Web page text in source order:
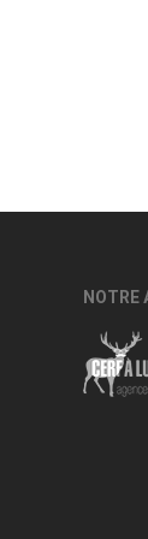
NOTRE